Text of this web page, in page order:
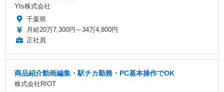
Yts株式会社
千葉県
月給20万7,300円～34万4,800円
正社員
商品紹介動画編集・駅チカ勤務・PC基本操作でOK
株式会社RIOT